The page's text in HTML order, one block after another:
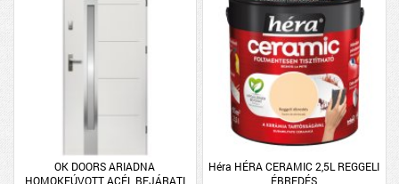
OK DOORS ARIADNA
HOMOKFÚVOTT ACÉL BEJÁRATI
Héra HÉRA CERAMIC 2,5L REGGELI
ÉBREDÉS